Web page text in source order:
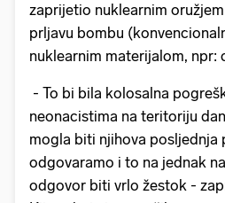
zaprijetio nuklearnim
prljavu bombu
nuklearnim materijalom, npr:
- To bi bila kolosalna
neonacistima na teritoriju
mogla biti njihova posljednja
odgovaramo i to na jednak
odgovor biti vrlo žestok -